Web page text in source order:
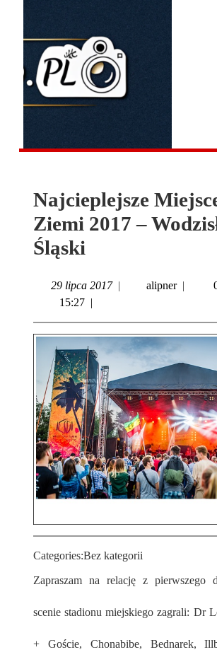
Najcieplejsze
Ziemi 2017 –
Śląski
29 lipca 2017 | alipner |
15:27 |
Categories:Bez kategorii
Zapraszam na relację z pierwszego dnia, gdzie na
scenie stadionu miejskiego zagrali: Dr
+ Goście, Chonabibe, Bednarek,